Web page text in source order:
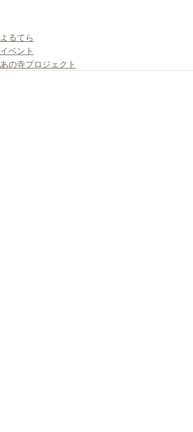
よるてら
イベント
あの寺プロジェクト